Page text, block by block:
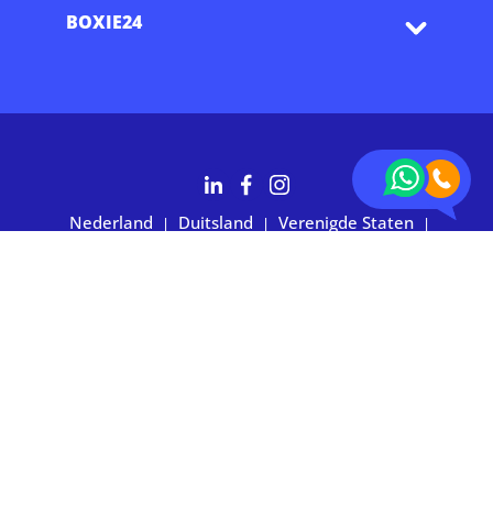
BOXIE24
Nederland | Duitsland | Verenigde Staten |